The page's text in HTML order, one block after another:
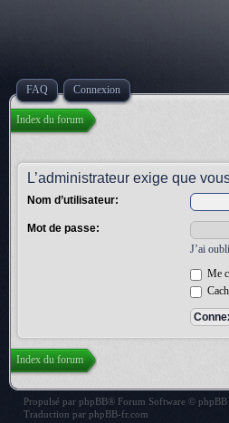
FAQ Connexion
Index du forum
L’administrateur exige que
Nom d’utilisateur:
Mot de passe:
J’ai
Me
Index du forum
Propulsé par phpBB® Forum Software © phpBB
Traduction par phpBB-fr.com